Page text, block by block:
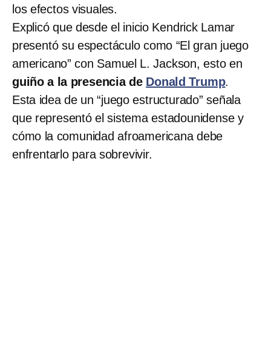
los efectos visuales.
Explicó que desde el inicio Kendrick Lamar
presentó su espectáculo como “El gran juego
americano” con Samuel L. Jackson, esto en
guiño a la presencia de Donald Trump.
Esta idea de un “juego estructurado” señala
que representó el sistema estadounidense y
cómo la comunidad afroamericana debe
enfrentarlo para sobrevivir.